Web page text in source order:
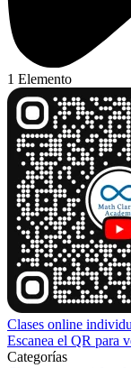
1 Elemento
Clases online
Escanea el QR para
Categorías